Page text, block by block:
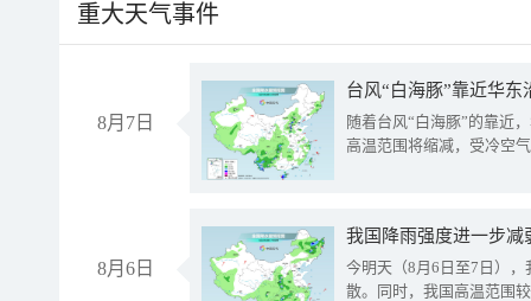
重大天气事件
8月7日
台风“白海豚”靠近华
随着台风“白海豚”的靠近
高温范围将缩减，受冷空
8月6日
今明天（8月6日至7日）
散。同时，我国高温范围